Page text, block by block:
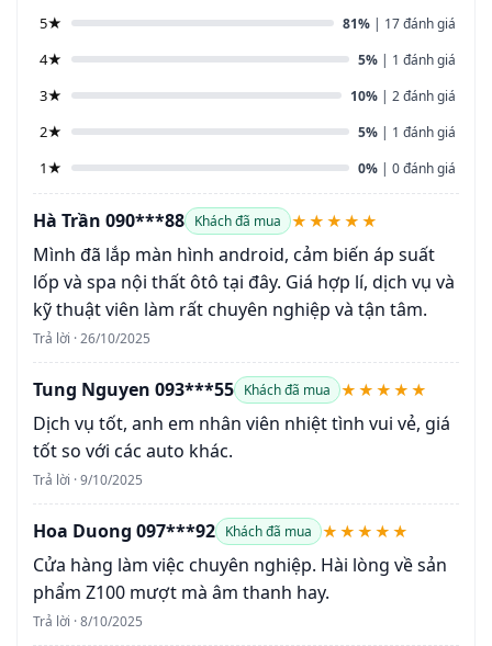
5★ 81% | 17 đánh giá
4★ 5% | 1 đánh giá
3★ 10% | 2 đánh giá
2★ 5% | 1 đánh giá
1★ 0% | 0 đánh giá
Hà Trần 090***88 Khách đã mua ★★★★★
Mình đã lắp màn hình android, cảm biến áp suất
lốp và spa nội thất ôtô tại đây. Giá hợp lí, dịch vụ và
kỹ thuật viên làm rất chuyên nghiệp và tận tâm.
Trả lời · 26/10/2025
Tung Nguyen 093***55 Khách đã mua ★★★★★
Dịch vụ tốt, anh em nhân viên nhiệt tình vui vẻ, giá
tốt so với các auto khác.
Trả lời · 9/10/2025
Hoa Duong 097***92 Khách đã mua ★★★★★
Cửa hàng làm việc chuyên nghiệp. Hài lòng về sản
phẩm Z100 mượt mà âm thanh hay.
Trả lời · 8/10/2025